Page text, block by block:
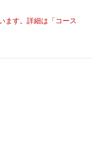
ます。詳細は「コース